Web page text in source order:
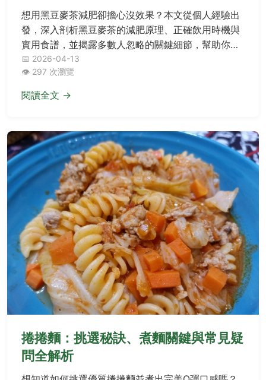
想用黑豆麥茶減肥卻擔心沒效果？本文從個人經驗出
發，深入剖析黑豆麥茶的減肥原理、正確飲用時機與
實用食譜，並揭露多數人忽略的關鍵細節，幫助你避
開陷阱，健康瘦身。
📅 2026-04-13
👁️ 297 次瀏覽
閱讀全文 →
捲捲麵：挑選秘訣、煮麵關鍵與常見疑
問全解析